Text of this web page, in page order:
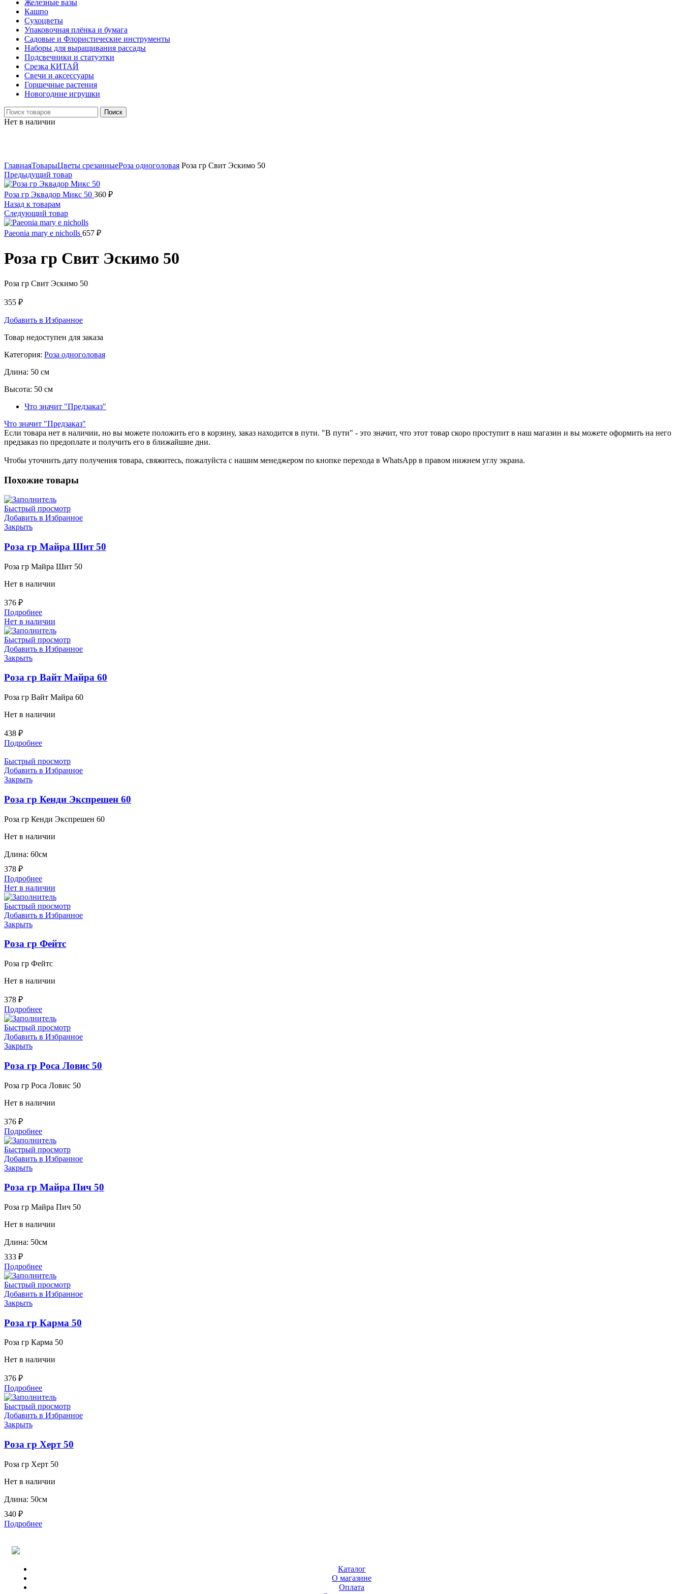
Железные вазы
Кашпо
Сухоцветы
Упаковочная плёнка и бумага
Садовые и Флористические инструменты
Наборы для выращивания рассады
Подсвечники и статуэтки
Срезка КИТАЙ
Свечи и аксессуары
Горшечные растения
Новогодние игрушки
Поиск
Нет в наличии
ГлавнаяТоварыЦветы срезанныеРоза одноголовая Роза гр Свит Эскимо 50
Предыдущий товар
Роза гр Эквадор Микс 50 360 ₽
Назад к товарам
Следующий товар
Paeonia mary e nicholls 657 ₽
Роза гр Свит Эскимо 50
Роза гр Свит Эскимо 50
355 ₽
Добавить в Избранное
Товар недоступен для заказа
Категория: Роза одноголовая
Длина: 50 см
Высота: 50 см
Что значит "Предзаказ"
Что значит "Предзаказ"
Если товара нет в наличии, но вы можете положить его в корзину, заказ находится в пути. "В пути" - это значит, что этот товар скоро проступит в наш магазин и вы можете оформить на него
предзаказ по предоплате и получить его в ближайшие дни.
Чтобы уточнить дату получения товара, свяжитесь, пожалуйста с нашим менеджером по кнопке перехода в WhatsApp в правом нижнем углу экрана.
Похожие товары
Быстрый просмотр
Добавить в Избранное
Закрыть
Роза гр Майра Шит 50
Роза гр Майра Шит 50
Нет в наличии
376 ₽
Подробнее
Нет в наличии
Быстрый просмотр
Добавить в Избранное
Закрыть
Роза гр Вайт Майра 60
Роза гр Вайт Майра 60
Нет в наличии
438 ₽
Подробнее
Быстрый просмотр
Добавить в Избранное
Закрыть
Роза гр Кенди Экспрешен 60
Роза гр Кенди Экспрешен 60
Нет в наличии
Длина: 60см
378 ₽
Подробнее
Нет в наличии
Быстрый просмотр
Добавить в Избранное
Закрыть
Роза гр Фейтс
Роза гр Фейтс
Нет в наличии
378 ₽
Подробнее
Быстрый просмотр
Добавить в Избранное
Закрыть
Роза гр Роса Ловис 50
Роза гр Роса Ловис 50
Нет в наличии
376 ₽
Подробнее
Быстрый просмотр
Добавить в Избранное
Закрыть
Роза гр Майра Пич 50
Роза гр Майра Пич 50
Нет в наличии
Длина: 50см
333 ₽
Подробнее
Быстрый просмотр
Добавить в Избранное
Закрыть
Роза гр Карма 50
Роза гр Карма 50
Нет в наличии
376 ₽
Подробнее
Быстрый просмотр
Добавить в Избранное
Закрыть
Роза гр Херт 50
Роза гр Херт 50
Нет в наличии
Длина: 50см
340 ₽
Подробнее
Каталог
О магазине
Оплата